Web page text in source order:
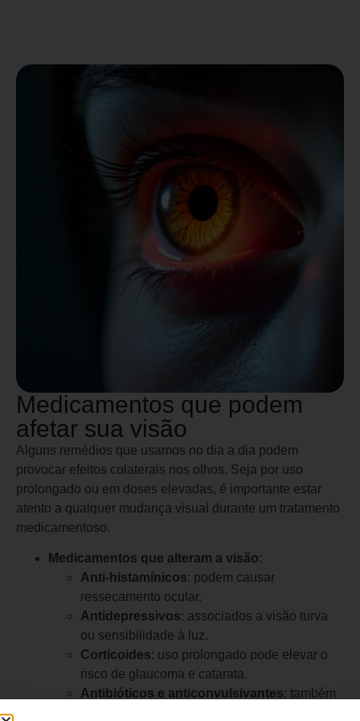
Medicamentos que podem
afetar sua visão
Alguns remédios que usamos no dia a dia podem
provocar efeitos colaterais nos olhos. Seja por uso
prolongado ou em doses elevadas, é importante estar
atento a qualquer mudança visual durante um tratamento
medicamentoso.
Medicamentos que alteram a visão:
Anti-histamínicos: podem causar
ressecamento ocular.
Antidepressivos: associados a visão turva
ou sensibilidade à luz.
Corticoides: uso prolongado pode elevar o
risco de glaucoma e catarata.
Antibióticos e anticonvulsivantes: também